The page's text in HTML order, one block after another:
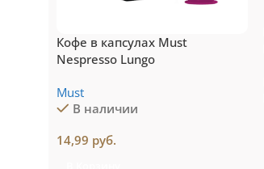
Кофе в капсулах Must
Nespresso Lungo
Must
В наличии
14,99 руб.